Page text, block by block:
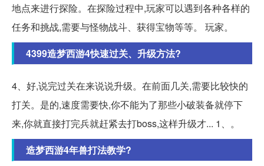
地点来进行探险。在探险过程中,玩家可以遇到各种各样的
任务和挑战,需要与怪物战斗、获得宝物等等。 玩家。
4399造梦西游4快速过关、升级方法?
4、好,说完过关在来说说升级。在前面几关,需要比较快的
打关。是的,速度需要快,你不能为了那些小破装备就停下
来,你就直接打完兵就赶紧去打boss,这样升级才... 1、。
造梦西游4年兽打法教学?